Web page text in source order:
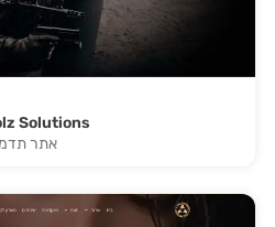
Solutions
אתר